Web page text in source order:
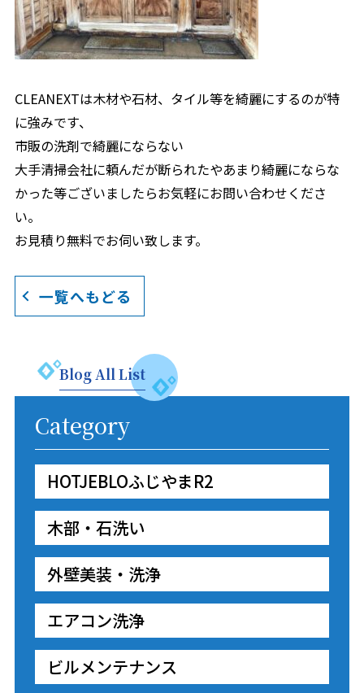
CLEANEXTは木材や石材、タイル等を綺麗にするのが特
に強みです、
市販の洗剤で綺麗にならない
大手清掃会社に頼んだが断られたやあまり綺麗にならな
かった等ございましたらお気軽にお問い合わせくださ
い。
お見積り無料でお伺い致します。
一覧へもどる
Blog All List
Category
HOTJEBLOふじやまR2
木部・石洗い
外壁美装・洗浄
エアコン洗浄
ビルメンテナンス